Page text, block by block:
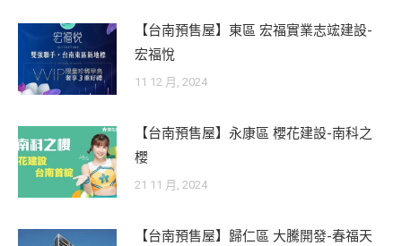
【台南預售屋】東區 宏福實業志竤建設-
宏福悅
11 12 月, 2024
【台南預售屋】永康區 櫻花建設-南科之
櫻
21 11 月, 2024
【台南預售屋】歸仁區 大騰開發-春福天